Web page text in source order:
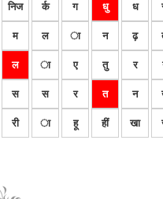
निज र्क ग धु ध
म ल ा न ढ़
ल ा ए तु र
स स र त न
री ा हू हीं खा